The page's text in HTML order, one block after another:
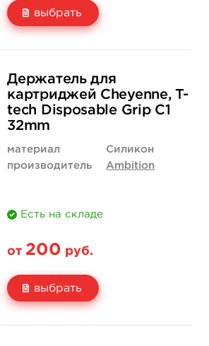
выбрать
133 руб.
купить купить
Держатель для
картриджей Cheyenne, T-
tech Disposable Grip C1
32mm
материал
Силикон
производитель
Ambition
Есть на складе
от 200 руб.
выбрать